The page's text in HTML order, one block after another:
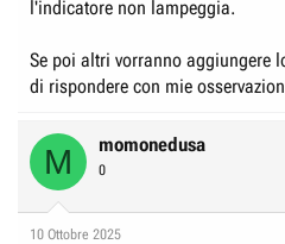
l'indicatore non lampeggia.
Se poi altri vorranno aggiungere
di rispondere con mie
M momonedusa
0
10 Ottobre 2025